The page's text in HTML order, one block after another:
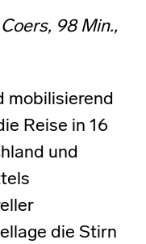
98 Min.,
mobilisierend
Reise in 16
und
die Stirn